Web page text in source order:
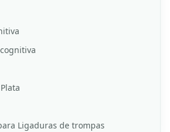
Ligaduras de trompas